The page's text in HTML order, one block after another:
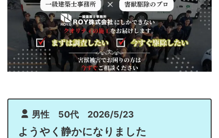
男性 50代 2026/5/23
ようやく静かになりました